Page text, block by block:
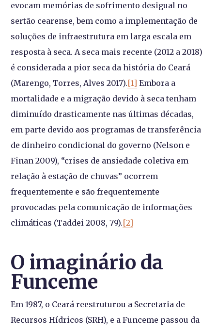
evocam memórias de sofrimento desigual no
sertão cearense, bem como a implementação de
soluções de infraestrutura em larga escala em
resposta à seca. A seca mais recente (2012 a 2018)
é considerada a pior seca da história do Ceará
(Marengo, Torres, Alves 2017).[1] Embora a
mortalidade e a migração devido à seca tenham
diminuído drasticamente nas últimas décadas,
em parte devido aos programas de transferência
de dinheiro condicional do governo (Nelson e
Finan 2009), “crises de ansiedade coletiva em
relação à estação de chuvas” ocorrem
frequentemente e são frequentemente
provocadas pela comunicação de informações
climáticas (Taddei 2008, 79).[2]
O imaginário da
Funceme
Em 1987, o Ceará reestruturou a Secretaria de
Recursos Hídricos (SRH), e a Funceme passou da